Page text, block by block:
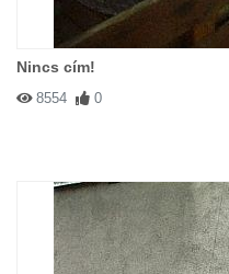
Nincs cím!
8554 0